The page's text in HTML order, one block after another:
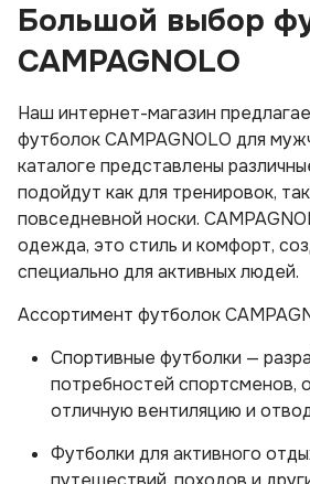
Большой выбор
CAMPAGNOLO
Наш интернет-магазин
футболок CAMPAGNOLO для
каталоге представлены
подойдут как для тренировок,
повседневной носки.
одежда, это стиль и комфорт,
специально для активных людей.
Ассортимент футболок
Спортивные футболки —
потребностей спортсменов,
отличную вентиляцию и
Футболки для активного